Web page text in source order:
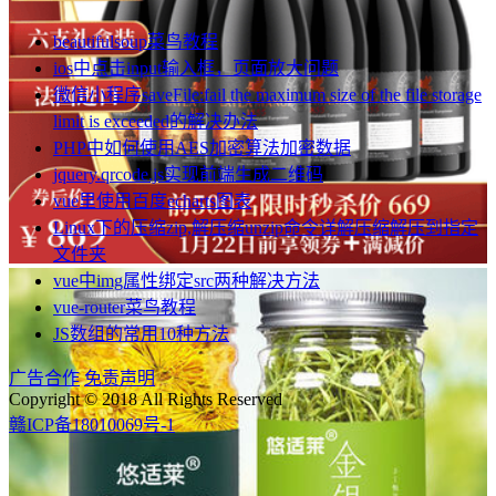
beautifulsoup菜鸟教程
ios中点击input输入框，页面放大问题
微信小程序saveFile:fail the maximum size of the file storage
limit is exceeded的解决办法
PHP中如何使用AES加密算法加密数据
jquery.qrcode.js实现前端生成二维码
vue里使用百度echarts图表
Linux下的压缩zip,解压缩unzip命令详解压缩解压到指定
文件夹
vue中img属性绑定src两种解决方法
vue-router菜鸟教程
JS数组的常用10种方法
广告合作 免责声明
Copyright © 2018 All Rights Reserved
赣ICP备18010069号-1